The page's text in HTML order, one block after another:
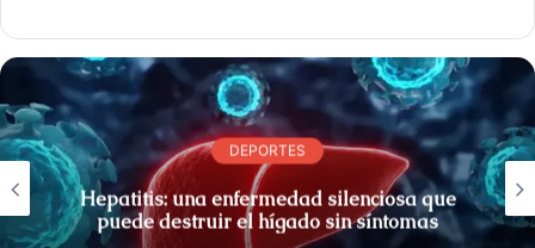
DEPORTES
Hepatitis: una enfermedad silenciosa que
puede destruir el hígado sin síntomas